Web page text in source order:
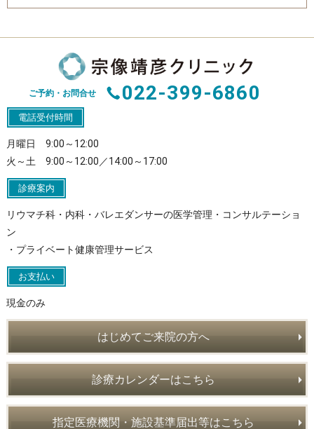
ご予約・お問合せ 022-399-6860
電話受付時間
月曜日 9:00～12:00
火～土 9:00～12:00／14:00～17:00
診療案内
リウマチ科・内科・バレエダンサーの医学管理・コンサルテーショ
ン
・プライベート健康管理サービス
お支払い
現金のみ
はじめてご来院の方へ
診療カレンダーはこちら
指定医療機関・施設基準届出等はこちら